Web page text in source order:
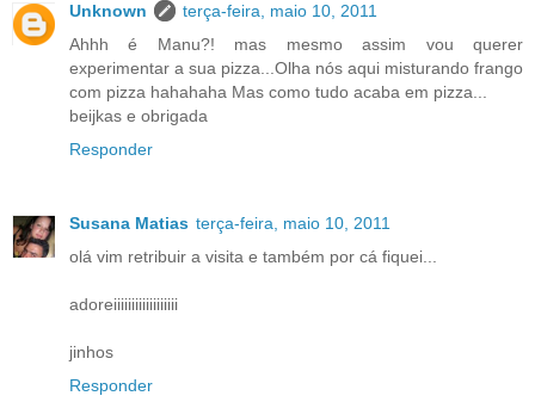
Unknown
terça-feira, maio 10, 2011
Ahhh é Manu?! mas mesmo assim vou querer
experimentar a sua pizza...Olha nós aqui misturando frango
com pizza hahahaha Mas como tudo acaba em pizza...
beijkas e obrigada
Responder
Susana Matias terça-feira, maio 10, 2011
olá vim retribuir a visita e também por cá fiquei...
adoreiiiiiiiiiiiiiiiiii
jinhos
Responder